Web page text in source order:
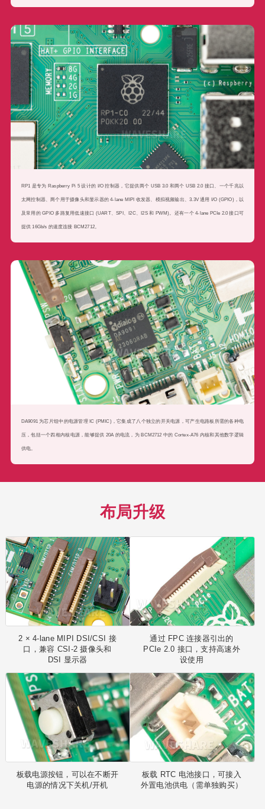
RP1 是专为 Raspberry Pi 5 设计的 I/O 控制器，它提供两个 USB 3.0 和两个 USB 2.0 接口、一个千兆以
太网控制器、两个用于摄像头和显示器的 4-lane MIPI 收发器、模拟视频输出、3.3V 通用 I/O (GPIO)，以
及常用的 GPIO 多路复用低速接口 (UART、SPI、I2C、I2S 和 PWM)。还有一个 4-lane PCIe 2.0 接口可
提供 16Gb/s 的速度连接 BCM2712。
DA9091 为芯片组中的电源管理 IC (PMIC)，它集成了八个独立的开关电源，可产生电路板所需的各种电
压，包括一个四相内核电源，能够提供 20A 的电流，为 BCM2712 中的 Cortex-A76 内核和其他数字逻辑
供电。
布局升级
2 × 4-lane MIPI DSI/CSI 接
口，兼容 CSI-2 摄像头和
DSI 显示器
通过 FPC 连接器引出的
PCIe 2.0 接口，支持高速外
设使用
板载电源按钮，可以在不断开
电源的情况下关机/开机
板载 RTC 电池接口，可接入
外置电池供电（需单独购买）